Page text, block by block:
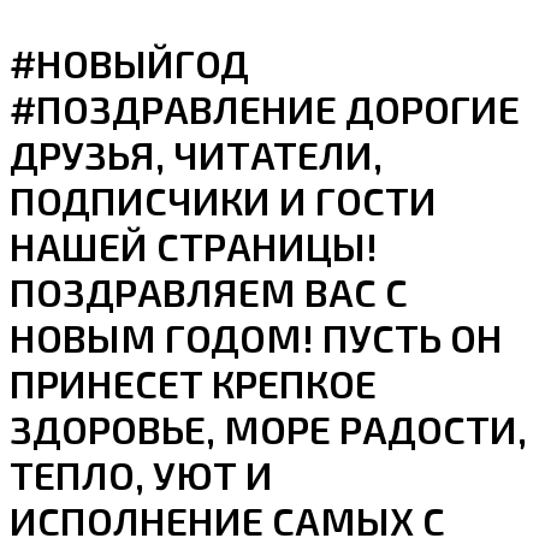
#НОВЫЙГОД
#ПОЗДРАВЛЕНИЕ ДОРОГИЕ
ДРУЗЬЯ, ЧИТАТЕЛИ,
ПОДПИСЧИКИ И ГОСТИ
НАШЕЙ СТРАНИЦЫ!
ПОЗДРАВЛЯЕМ ВАС С
НОВЫМ ГОДОМ! ПУСТЬ ОН
ПРИНЕСЕТ КРЕПКОЕ
ЗДОРОВЬЕ, МОРЕ РАДОСТИ,
ТЕПЛО, УЮТ И
ИСПОЛНЕНИЕ САМЫХ С